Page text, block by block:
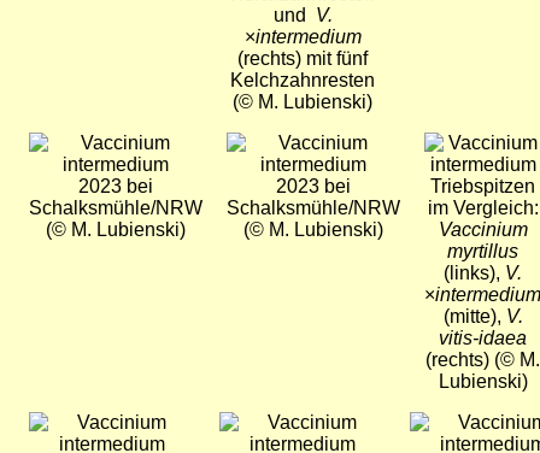
und V.
×intermedium
(rechts) mit fünf
Kelchzahnresten
(© M. Lubienski)
Bild
2023 bei
Schalksmühle/NRW
(© M. Lubienski)
Bild
2023 bei
Schalksmühle/NRW
(© M. Lubienski)
Bild
Triebspitzen
im Vergleich:
Vaccinium
myrtillus
(links), V.
×intermedium
(mitte), V.
vitis-idaea
(rechts) (© M.
Lubienski)
Bild
Bild Bild